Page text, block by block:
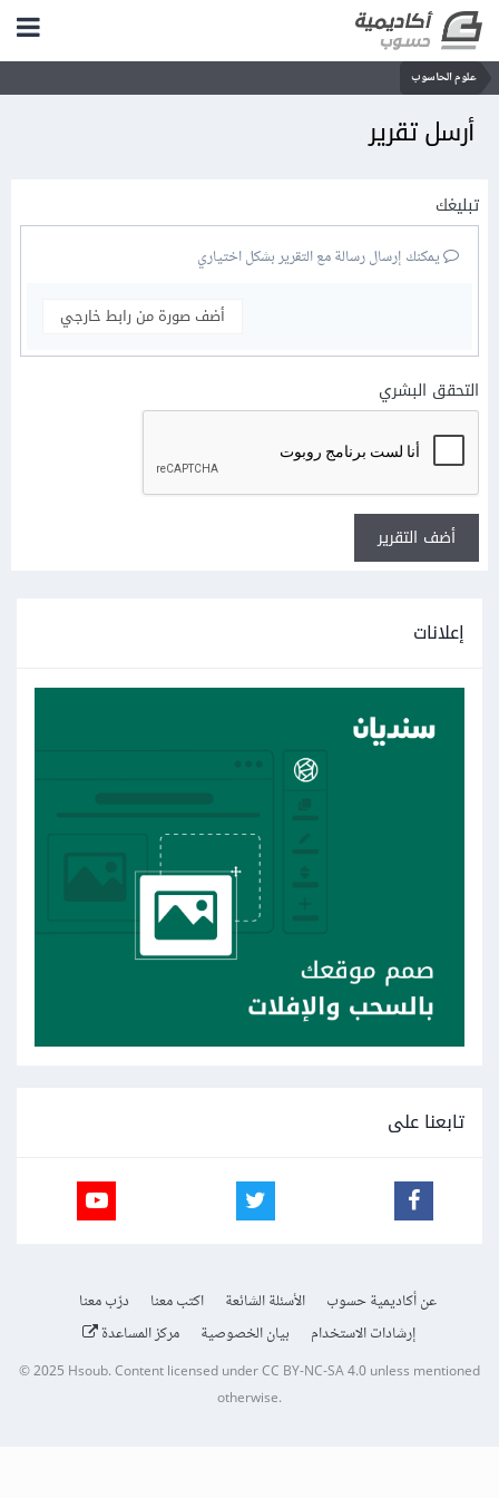
علوم الحاسوب
أرسل تقرير
تبليغك
يمكنك إرسال رسالة مع التقرير بشكل اختياري
أضف صورة من رابط خارجي
التحقق البشري
أضف التقرير
إعلانات
تابعنا على
عن أكاديمية حسوب الأسئلة الشائعة اكتب معنا
درّب معنا
إرشادات الاستخدام
بيان الخصوصية مركز المساعدة
© 2025 Hsoub.Content licensed underCC BY-NC-SA 4.0unless mentioned
otherwise.